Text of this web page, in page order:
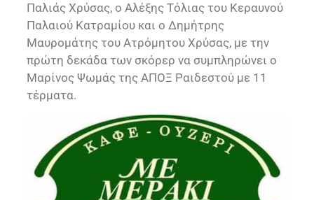
Παλιάς Χρύσας, ο Αλέξης Τόλιας του Κεραυνού
Παλαιού Κατραμίου και ο Δημήτρης
Μαυρομάτης του Ατρόμητου Χρύσας, με την
πρώτη δεκάδα των σκόρερ να συμπληρώνει ο
Μαρίνος Ψωμάς της ΑΠΟΞ Ραιδεστού με 11
τέρματα.